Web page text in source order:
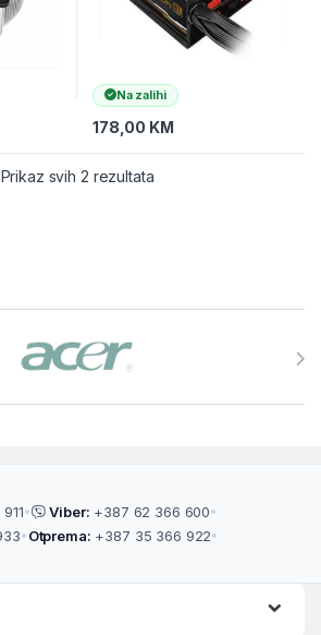
Na zalihi
178,00 KM
Prikaz svih 2 rezultata
• Viber: +387 62 366 600•
• Otprema: +387 35 366 922•